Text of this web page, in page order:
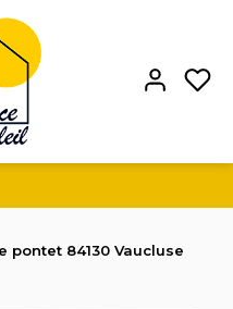
pontet 84130 Vaucluse